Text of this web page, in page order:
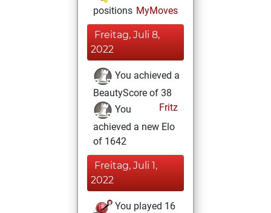
positions MyMoves
Freitag, Juli 8,
2022
You achieved a
BeautyScore of 38
Fritz
You
achieved a new Elo
of 1642
Freitag, Juli 1,
2022
You played 16